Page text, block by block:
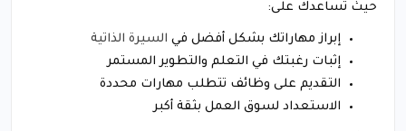
حيث تساعدك على:
إبراز مهاراتك بشكل أفضل في السيرة الذاتية
إثبات رغبتك في التعلم والتطوير المستمر
التقديم على وظائف تتطلب مهارات محددة
الاستعداد لسوق العمل بثقة أكبر